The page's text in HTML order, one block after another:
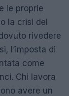
le proprie
la crisi del
rivedere
l’imposta di
come
Chi lavora
avere un